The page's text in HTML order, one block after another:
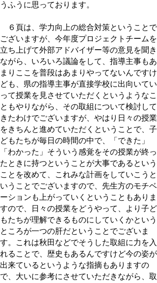
うふうに思っております。
６頁は、学力向上の総合対策ということで
ございますが、今年度プロジェクトチームを
立ち上げて外部アドバイザー等の意見を聞き
ながら、いろいろ議論をして、指導主事もあ
まりここを普段はあまりやってないんですけ
ども、県の指導主事が直接学校に出向いてい
って授業を見させていただくというようなこ
ともやりながら、その取組について検討して
きたわけでございますが、やはり日々の授業
をきちんと進めていただくということで、子
どもたちが毎日の時間の中で、「できた」
「わかった」そういう感覚をその授業が終っ
たときに持つということが大事であるという
ことを改めて、これみな計画をしていこうと
いうことでございますので、先生方のモチベ
ーションも上がっていくということもありま
すので、日々の授業をどうやって、より子ど
もたちが理解できるものにしていくかという
ところが一つの肝だということでございま
す。これは秋田などでそうした取組に力を入
れることで、歴史もあるんですけど今の姿が
出来ているというような指摘もありますの
で、大いに参考にさせていただきながら、取